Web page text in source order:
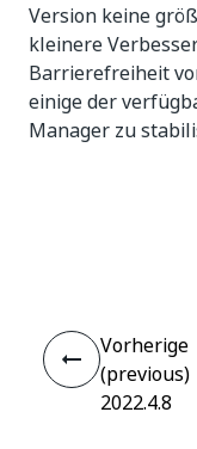
Version keine
kleinere
Barrierefreiheit
einige der
Manager zu
Vorherige
(previous)
2022.4.8